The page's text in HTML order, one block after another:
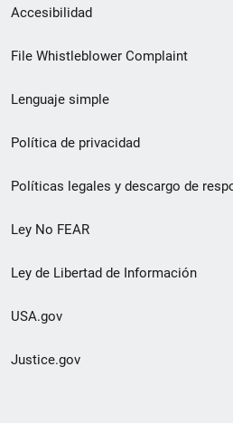
Menú
de
de
pie
de
página
Accesibilidad
File Whistleblower Complaint
Lenguaje simple
Política de privacidad
Políticas legales y descargo de
Ley No FEAR
Ley de Libertad de Información
USA.gov
Justice.gov